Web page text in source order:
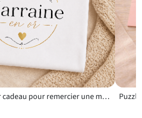
pouvez aussi l’associer à une carte
ou un miroir de poche pour
unique. C’est le choix parfait pour
en faire, avec douceur et sincérité.
T-shirt Marraine en or cadeau pour remercier une marraine